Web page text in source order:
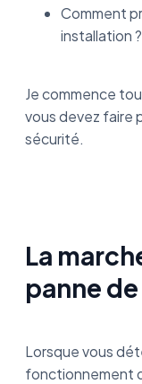
Comment
installation ?
Je commence
vous devez faire
sécurité.
La
panne
Lorsque vous
fonctionnement